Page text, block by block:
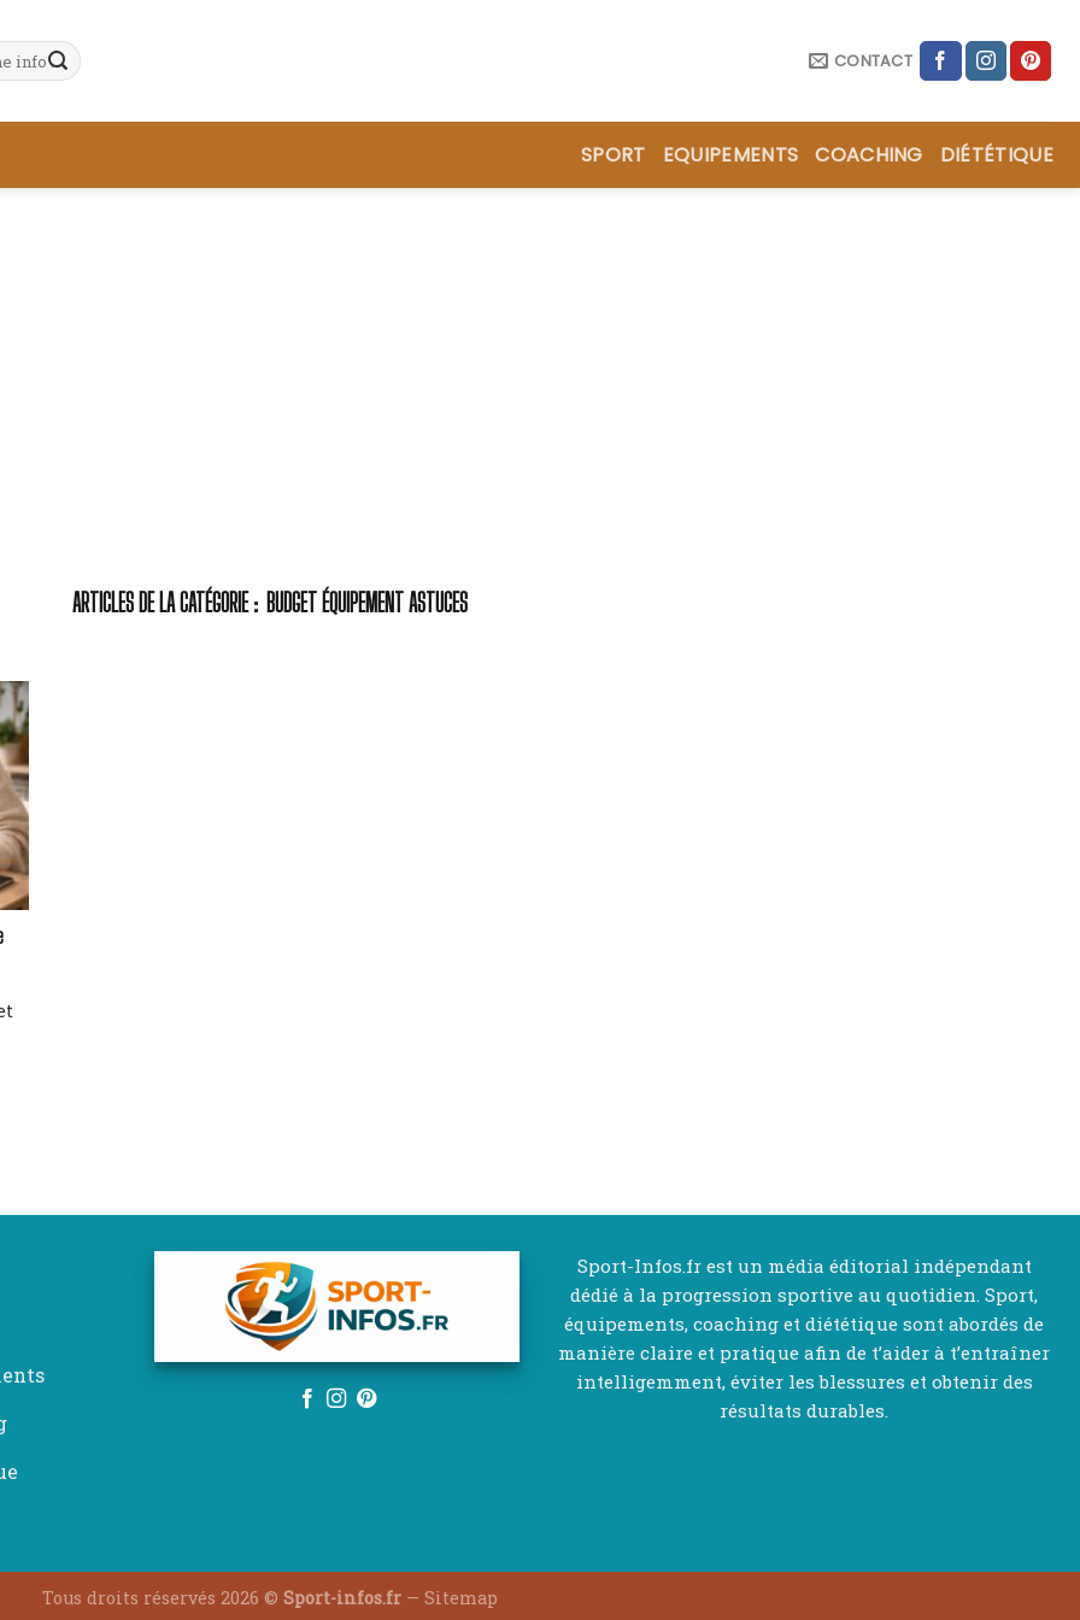
CONTACT
SPORT EQUIPEMENTS COACHING DIÉTÉTIQUE
BUDGET ÉQUIPEMENT ASTUCES
Sport-Infos.fr est un média éditorial indépendant
dédié à la progression sportive au quotidien. Sport,
équipements, coaching et diététique sont abordés de
manière claire et pratique afin de t’aider à t’entraîner
intelligemment, éviter les blessures et obtenir des
résultats durables.
Tous droits réservés 2026 © Sport-infos.fr — Sitemap